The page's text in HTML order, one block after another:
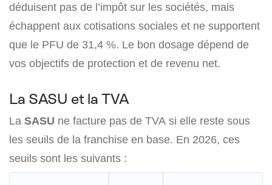
déduisent pas de l’impôt sur les sociétés, mais
échappent aux cotisations sociales et ne supportent
que le PFU de 31,4 %. Le bon dosage dépend de
vos objectifs de protection et de revenu net.
La SASU et la TVA
La SASU ne facture pas de TVA si elle reste sous
les seuils de la franchise en base. En 2026, ces
seuils sont les suivants :